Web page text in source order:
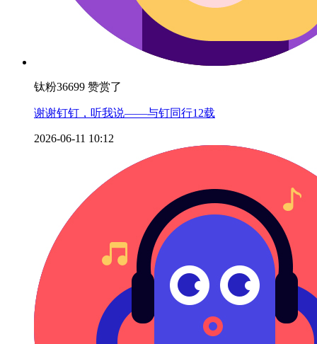
钛粉36699 赞赏了
谢谢钉钉，听我说——与钉同行12载
2026-06-11 10:12